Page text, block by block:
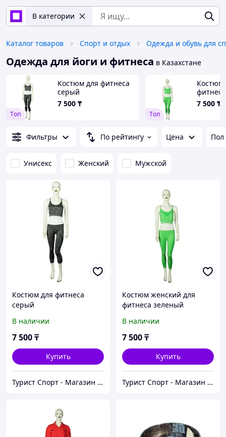
В категории
Каталог товаров Спорт и отдых Одежда и обувь для
Одежда для йоги и фитнеса в Казахстане
Tоп
Костюм для фитнеса
серый
7 500 ₸
Tоп
Костюм
7 500 ₸
Фильтры По рейтингу Цена Пол
Унисекс Женский Мужской
Костюм для фитнеса
серый
В наличии
7 500₸
Купить
Турист Спорт - Магазин спортивных товаров
Костюм женский для
фитнеса зеленый
В наличии
7 500₸
Купить
Турист Спорт - Магазин спортивных товаров